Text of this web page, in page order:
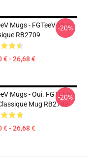
Mugs - FGTeeV Mug
RB2709
€ - 26,68 €
-20%
Mugs - Oui. FGTEEV
Mug RB2709
€ - 26,68 €
-20%